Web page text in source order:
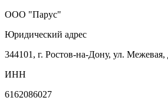
ООО "Парус"
Юридический адрес
344101, г. Ростов-на-Дону, ул. Межевая,
ИНН
6162086027